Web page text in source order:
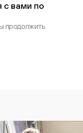
с вами по
продолжить